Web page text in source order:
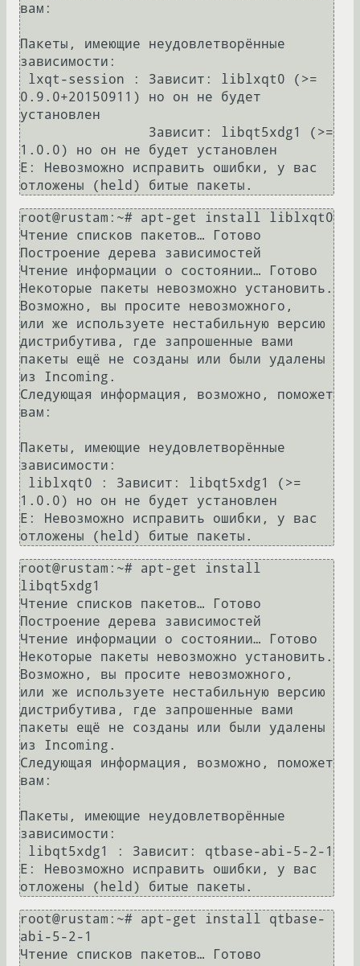
вам:
Пакеты, имеющие неудовлетворённые
зависимости:
0.9.0+20150911) но он не будет
установлен
1.0.0) но он не будет установлен
E: Невозможно исправить ошибки, у вас
root@rustam:~# apt-get install liblxqt0
Чтение списков пакетов… Готово
Построение дерева зависимостей
Чтение информации о состоянии… Готово
Некоторые пакеты невозможно установить.
Возможно, вы просите невозможного,
или же используете нестабильную версию
дистрибутива, где запрошенные вами
пакеты ещё не созданы или были удалены
из Incoming.
Следующая информация, возможно, поможет
вам:
Пакеты, имеющие неудовлетворённые
зависимости:
1.0.0) но он не будет установлен
E: Невозможно исправить ошибки, у вас
root@rustam:~# apt-get install
libqt5xdg1
Чтение списков пакетов… Готово
Построение дерева зависимостей
Чтение информации о состоянии… Готово
Некоторые пакеты невозможно установить.
Возможно, вы просите невозможного,
или же используете нестабильную версию
дистрибутива, где запрошенные вами
пакеты ещё не созданы или были удалены
из Incoming.
Следующая информация, возможно, поможет
вам:
Пакеты, имеющие неудовлетворённые
зависимости:
E: Невозможно исправить ошибки, у вас
root@rustam:~# apt-get install qtbase-
abi-5-2-1
Чтение списков пакетов… Готово